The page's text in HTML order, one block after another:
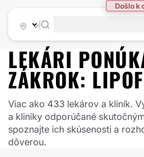
LEKÁRI
ZÁKROK:
Viac ako 433 lekárov a kliník.
a kliniky odporúčané
spoznajte ich skúsenosti a
dôverou.